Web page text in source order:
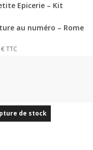
Epicerie – Kit
au numéro – Rome
€TTC
de stock